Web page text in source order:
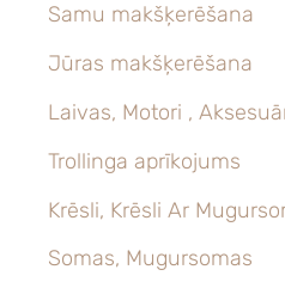
Samu makšķerēšana
Jūras makšķerēšana
Laivas, Motori ,
Trollinga aprīkojums
Krēsli, Krēsli Ar
Somas, Mugursomas